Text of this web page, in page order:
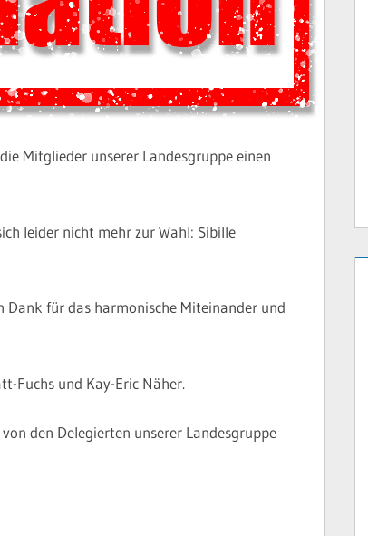
Mitglieder unserer Landesgruppe einen
leider nicht mehr zur Wahl: Sibille
Dank für das harmonische Miteinander und
Fuchs und Kay-Eric Näher.
den Delegierten unserer Landesgruppe